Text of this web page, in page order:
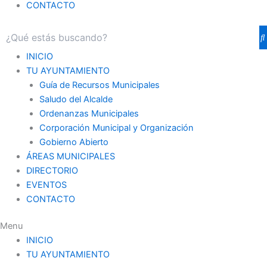
CONTACTO
INICIO
TU AYUNTAMIENTO
Guía de Recursos Municipales
Saludo del Alcalde
Ordenanzas Municipales
Corporación Municipal y Organización
Gobierno Abierto
ÁREAS MUNICIPALES
DIRECTORIO
EVENTOS
CONTACTO
Menu
INICIO
TU AYUNTAMIENTO